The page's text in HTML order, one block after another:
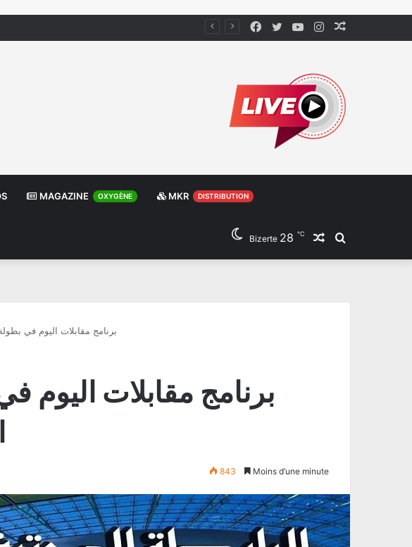
Instagram
YouTube
Twitter
Facebook
MAGAZINE OXYGÈNE MKR DISTRIBUTION
Rechercher
Article
Bizerte 28 ℃
برنامج مقابلات اليوم في
برنامج مقابلات اليوم
843 Moins d’une minute